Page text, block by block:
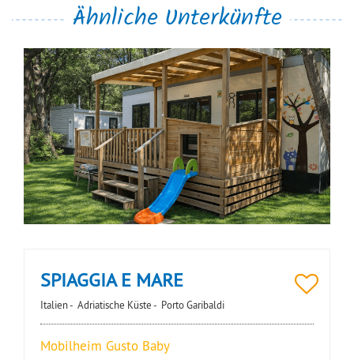
Ähnliche Unterkünfte
SPIAGGIA E MARE
Italien - Adriatische Küste - Porto Garibaldi
Mobilheim Gusto Baby